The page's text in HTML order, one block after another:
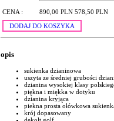
CENA : 890,00 PLN 578,50 PLN
DODAJ DO KOSZYKA
opis
sukienka dzianinowa
uszyta ze średniej grubości
dzianina wysokiej klasy
piękna i miękka w dotyku
dzianina kryjąca
piekna prosta ołówkowa
krój dopasowany